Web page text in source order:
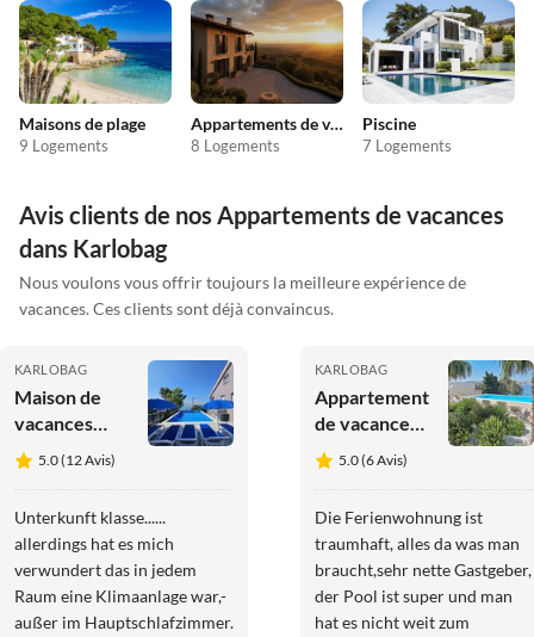
Maisons de plage
9 Logements
Appartements de vacances pas chers
8 Logements
Piscine
7 Logements
Avis clients de nos Appartements de vacances
dans Karlobag
Nous voulons vous offrir toujours la meilleure expérience de
vacances. Ces clients sont déjà convaincus.
KARLOBAG
Maison de
vacances
Baricevic -
Appartement
Top 4
5.0 (12 Avis)
Unterkunft klasse......
allerdings hat es mich
verwundert das in jedem
Raum eine Klimaanlage war,-
außer im Hauptschlafzimmer.
KARLOBAG
Appartement
de vacances
Anita avec
Piscine - Top
5.0 (6 Avis)
Die Ferienwohnung ist
traumhaft, alles da was man
braucht,sehr nette Gastgeber,
der Pool ist super und man
hat es nicht weit zum